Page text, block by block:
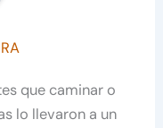
que caminar o
lo llevaron a un